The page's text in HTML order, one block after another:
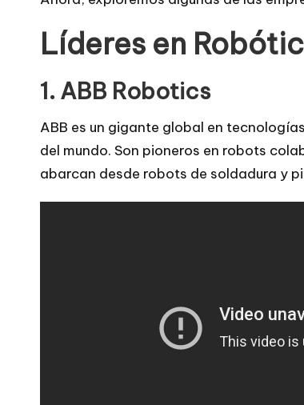
Líderes en
1. ABB Robotics
ABB es un gigante global en
del mundo. Son pioneros en robots
abarcan desde robots de soldadura y